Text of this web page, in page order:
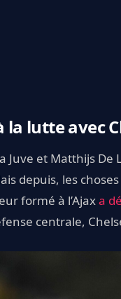
la lutte avec
Juve et Matthijs
depuis, les
formé à l’Ajaxa
centrale,